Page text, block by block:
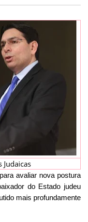
Judaicas
avaliar nova postura
do Estado judeu
mais profundamente